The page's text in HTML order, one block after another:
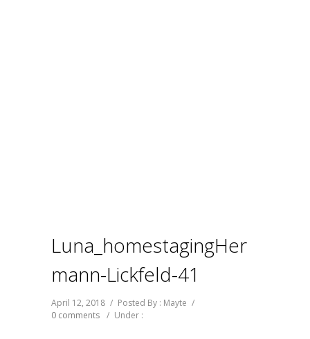
Luna_homestagingHer
Mann-Lickfeld-41
April 12, 2018 / Posted By : Mayte /
0 comments / Under :